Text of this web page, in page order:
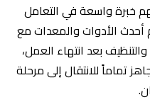
خبرة واسعة في التعامل
أحدث الأدوات والمعدات مع
بعد انتهاء العمل،
للانتقال إلى مرحلة